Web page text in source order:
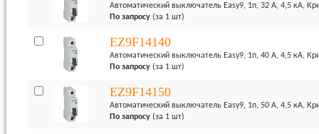
Автоматический выключатель Easy9, 1п, 32 А, 4,5 кА,
По запросу (за 1 шт)
EZ9F14140
Автоматический выключатель Easy9, 1п, 40 А, 4,5 кА,
По запросу (за 1 шт)
EZ9F14150
Автоматический выключатель Easy9, 1п, 50 А, 4,5 кА,
По запросу (за 1 шт)